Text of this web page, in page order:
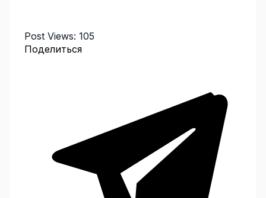
Post Views: 105
Поделиться